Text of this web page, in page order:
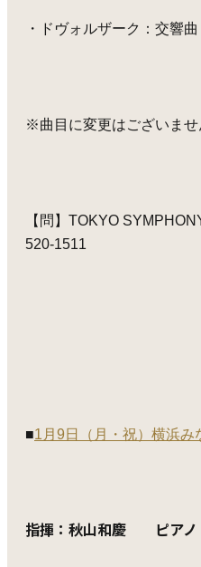
・ドヴォルザーク：交響
※曲目に変更はございませ
【問】TOKYO
520-1511
■1月9日（月・祝）横浜み
指揮：秋山和慶 ピアノ